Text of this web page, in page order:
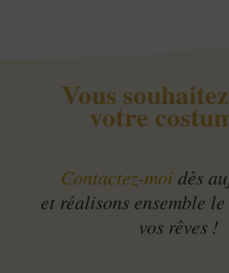
Vous
votre
Contactez-moidès
et réalisons ensemble
vos rêves !